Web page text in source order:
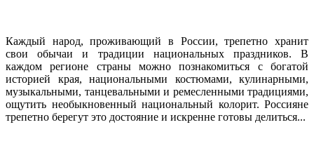
Каждый народ, проживающий в России, трепетно хранит
свои обычаи и традиции национальных праздников. В
каждом регионе страны можно познакомиться с богатой
историей края, национальными костюмами, кулинарными,
музыкальными, танцевальными и ремесленными традициями,
ощутить необыкновенный национальный колорит. Россияне
трепетно берегут это достояние и искренне готовы делиться...